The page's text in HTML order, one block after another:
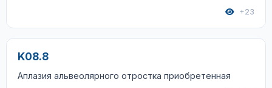
+23
K08.8
Аплазия альвеолярного отростка приобретенная